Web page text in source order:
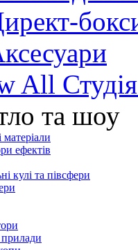
All Студія
та шоу
матеріали
ефектів
кулі та півсфери
прилади